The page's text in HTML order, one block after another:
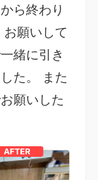
ら終わり
お願いして
緒に引き
た。 また
願いした